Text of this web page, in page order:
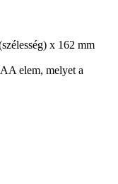
x 162 mm
elem, melyet a